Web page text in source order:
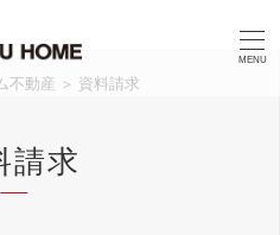
MENU
不動産 ＞ 資料請求
請求